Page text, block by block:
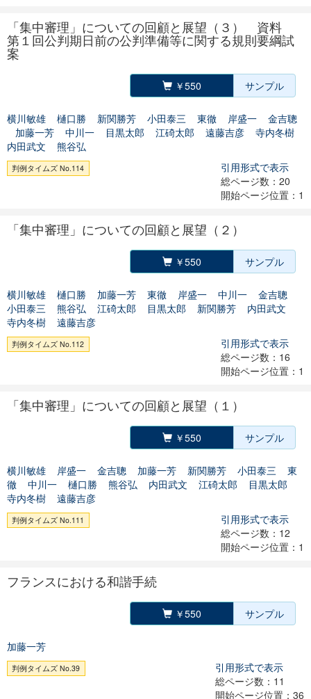
「集中審理」についての回顧と展望（３） 資料
第１回公判期日前の公判準備等に関する規則要綱試
案
￥550 サンプル
横川敏雄 樋口勝 新関勝芳 小田泰三 東徹 岸盛一
金吉聰
加藤一芳
中川一 目黒太郎 江碕太郎 遠藤吉彦
寺内冬樹
内田武文
熊谷弘
判例タイムズ No.114
引用形式で表示
総ページ数：20
開始ページ位置：1
「集中審理」についての回顧と展望（２）
￥550 サンプル
横川敏雄 樋口勝 加藤一芳 東徹 岸盛一 中川一
金吉聰
小田泰三
熊谷弘 江碕太郎 目黒太郎 新関勝芳
内田武文
寺内冬樹
遠藤吉彦
判例タイムズ No.112
引用形式で表示
総ページ数：16
開始ページ位置：1
「集中審理」についての回顧と展望（１）
￥550 サンプル
横川敏雄 岸盛一 金吉聰 加藤一芳 新関勝芳 小田泰三
東
徹
中川一 樋口勝 熊谷弘 内田武文 江碕太郎
目黒太郎
寺内冬樹
遠藤吉彦
判例タイムズ No.111
引用形式で表示
総ページ数：12
開始ページ位置：1
フランスにおける和諧手続
￥550 サンプル
加藤一芳
判例タイムズ No.39
引用形式で表示
総ページ数：11
開始ページ位置：36